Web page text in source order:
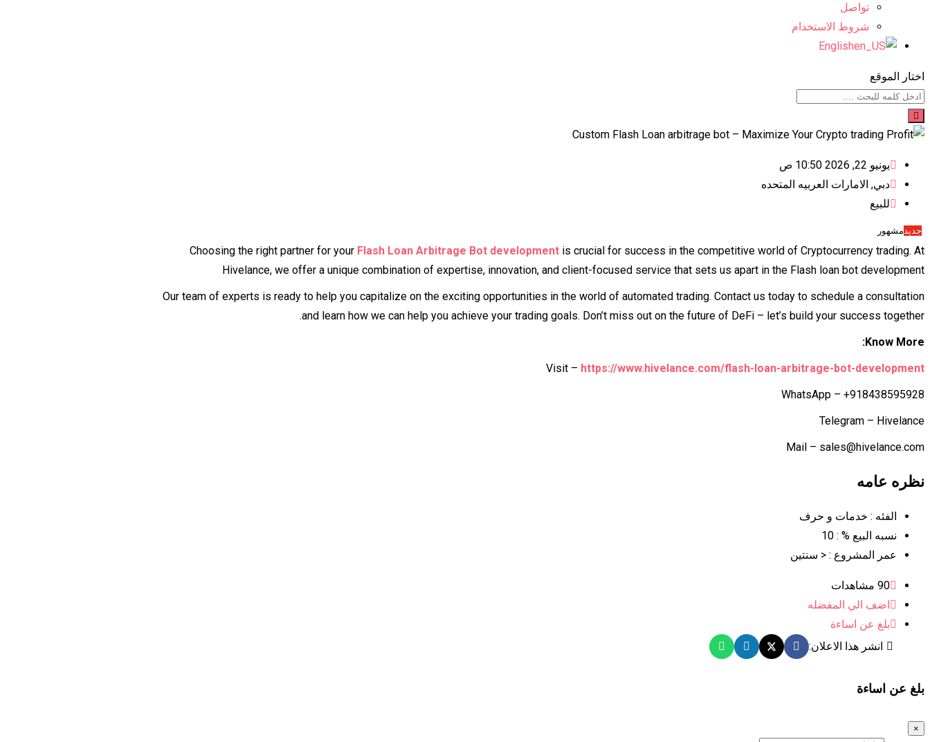
تواصل
شروط الاستخدام
English
اختار الموقع
يونيو 22, 2026 10:50 ص
دبي, الامارات العربيه المتحده
للبيع
جديدمشهور
Choosing the right partner for your Flash Loan Arbitrage Bot development is crucial for success in the competitive world of Cryptocurrency trading. At
Hivelance, we offer a unique combination of expertise, innovation, and client-focused service that sets us apart in the Flash loan bot development
Our team of experts is ready to help you capitalize on the exciting opportunities in the world of automated trading. Contact us today to schedule a consultation
and learn how we can help you achieve your trading goals. Don’t miss out on the future of DeFi – let’s build your success together.
Know More:
Visit – https://www.hivelance.com/flash-loan-arbitrage-bot-development
WhatsApp – +918438595928
Telegram – Hivelance
Mail – sales@hivelance.com
نظره عامه
الفئه : خدمات و حرف
نسبه البيع % : 10
عمر المشروع : < سنتين
90 مشاهدات
اضف الي المفضله
بلغ عن اساءة
انشر هذا الاعلان:
بلغ عن اساءة
×